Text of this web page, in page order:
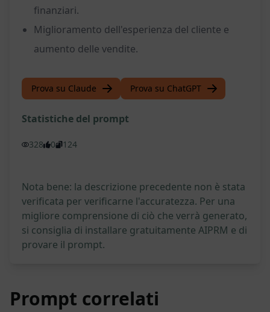
finanziari.
Miglioramento dell'esperienza del cliente e
aumento delle vendite.
Prova su Claude Prova su ChatGPT
Statistiche del prompt
328 0 124
Nota bene: la descrizione precedente non è stata
verificata per verificarne l'accuratezza. Per una
migliore comprensione di ciò che verrà generato,
si consiglia di installare gratuitamente AIPRM e di
provare il prompt.
Prompt correlati